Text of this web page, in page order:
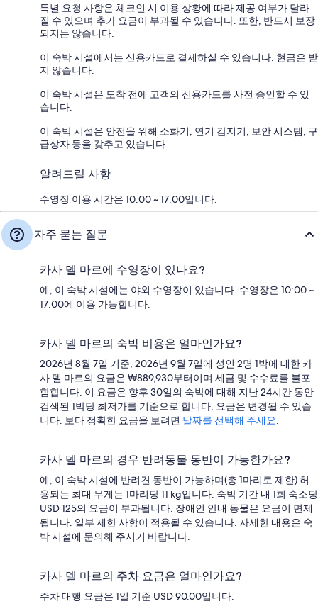
특별 요청 사항은 체크인 시 이용 상황에 따라 제공 여부가 달라
질 수 있으며 추가 요금이 부과될 수 있습니다. 또한, 반드시 보장
되지는 않습니다.
이 숙박 시설에서는 신용카드로 결제하실 수 있습니다. 현금은 받
지 않습니다.
이 숙박 시설은 도착 전에 고객의 신용카드를 사전 승인할 수 있
습니다.
이 숙박 시설은 안전을 위해 소화기, 연기 감지기, 보안 시스템, 구
급상자 등을 갖추고 있습니다.
알려드릴 사항
수영장 이용 시간은 10:00 ~ 17:00입니다.
자주 묻는 질문
카사 델 마르에 수영장이 있나요?
예, 이 숙박 시설에는 야외 수영장이 있습니다. 수영장은 10:00 ~
17:00에 이용 가능합니다.
카사 델 마르의 숙박 비용은 얼마인가요?
2026년 8월 7일 기준, 2026년 9월 7일에 성인 2명 1박에 대한 카
사 델 마르의 요금은 ₩889,930부터이며 세금 및 수수료를 불포
함합니다. 이 요금은 향후 30일의 숙박에 대해 지난 24시간 동안
검색된 1박당 최저가를 기준으로 합니다. 요금은 변경될 수 있습
니다. 보다 정확한 요금을 보려면 날짜를 선택해 주세요.
카사 델 마르의 경우 반려동물 동반이 가능한가요?
예, 이 숙박 시설에 반려견 동반이 가능하며(총 1마리로 제한) 허
용되는 최대 무게는 1마리당 11 kg입니다. 숙박 기간 내 1회 숙소당
USD 125의 요금이 부과됩니다. 장애인 안내 동물은 요금이 면제
됩니다. 일부 제한 사항이 적용될 수 있습니다. 자세한 내용은 숙
박 시설에 문의해 주시기 바랍니다.
카사 델 마르의 주차 요금은 얼마인가요?
주차 대행 요금은 1일 기준 USD 90.00입니다.